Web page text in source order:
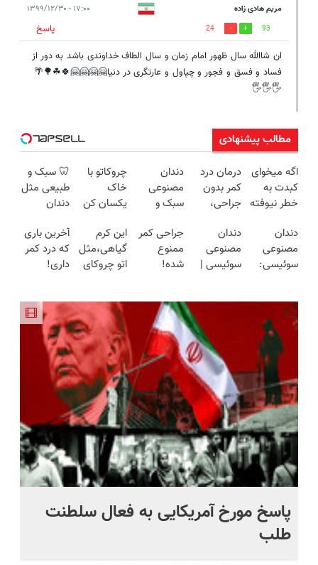
مریم هادی زاده ۱۷:۰۰ - ۱۳۹۹/۱۲/۳۰
93
24
پاسخ
ان شاالله سال ظهور امام زمان و سال الطاف خداوندی باشد به دور از
فساد و فسق و فجور و چپاول و عارتگری در دنیا🤗🤗🤗🤗🍀☘🌳🌴
🖐🖐🖐
مطالب پیشنهادی
اگه میخوای
کبدت به
خطر نیوفته
گیاهی رو
فراموش
نکن😨
درمان درد
کمر بدون
جراحی،
پرسش‌نامه
رو پر کن ▶
دندان
مصنوعی
سبک و
می‌خوای؟
پرداخت
اقساطی هم
📍تهران
چروکاتو با
خاک
یکسان کن
خانگی+آسان+به
صرفه)
🦷 سبک و
طبیعی مثل
دندان
نصب آسان
و پرداخت
اقساطی 💳
دندان
مصنوعی
سوئیسی:
اروپا، سبک
و مقاوم |
پرداخت
قسطی
دندان
مصنوعی
سوئیسی |
رایگان+پرداخت
اقساطی😍
جراحی کمر
ممنوع
شده!
منزل درمان
کنی؟
((پرسش‌نامه))
این کرم
گیاهی،مثل
اتو چروکای
میکنه!+تخفیف
ویژه
آخرین باری
که درد کمر
داری!
پاسخ مورخ آمریکایی به فعال سلطنت
طلب